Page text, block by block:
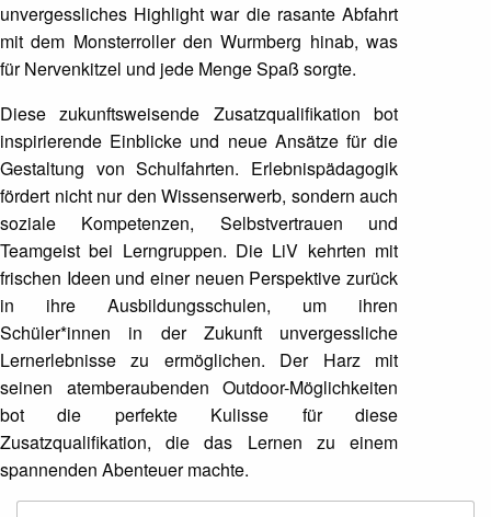
unvergessliches Highlight war die rasante Abfahrt
mit dem Monsterroller den Wurmberg hinab, was
für Nervenkitzel und jede Menge Spaß sorgte.
Diese zukunftsweisende Zusatzqualifikation bot
inspirierende Einblicke und neue Ansätze für die
Gestaltung von Schulfahrten. Erlebnispädagogik
fördert nicht nur den Wissenserwerb, sondern auch
soziale Kompetenzen, Selbstvertrauen und
Teamgeist bei Lerngruppen. Die LiV kehrten mit
frischen Ideen und einer neuen Perspektive zurück
in ihre Ausbildungsschulen, um ihren
Schüler*innen in der Zukunft unvergessliche
Lernerlebnisse zu ermöglichen. Der Harz mit
seinen atemberaubenden Outdoor-Möglichkeiten
bot die perfekte Kulisse für diese
Zusatzqualifikation, die das Lernen zu einem
spannenden Abenteuer machte.